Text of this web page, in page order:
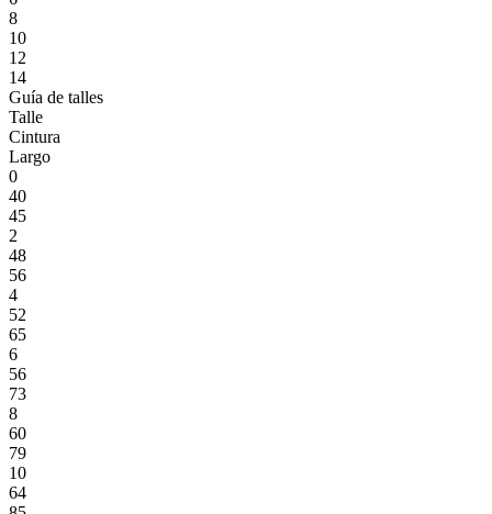
8
10
12
14
Guía de talles
Talle
Cintura
Largo
0
40
45
2
48
56
4
52
65
6
56
73
8
60
79
10
64